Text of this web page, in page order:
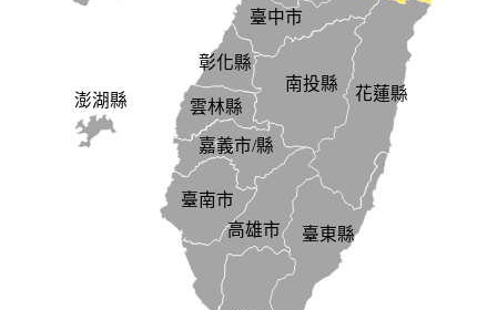
澎湖縣
臺中市
南投縣
彰化縣
雲林縣
嘉義市/縣
臺南市
高雄市
花蓮縣
臺東縣